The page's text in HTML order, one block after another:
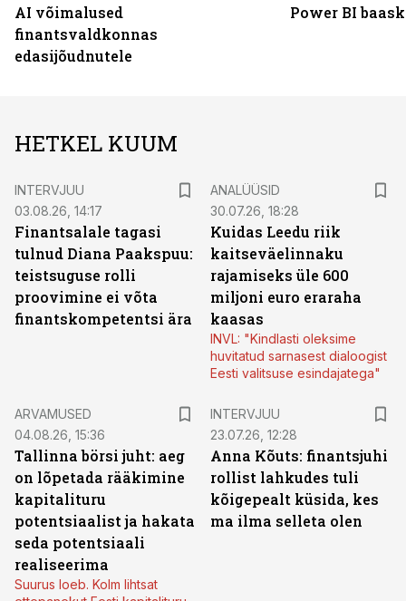
AI võimalused
finantsvaldkonnas
edasijõudnutele
Power BI
HETKEL KUUM
INTERVJUU
03.08.26, 14:17
Finantsalale tagasi
tulnud Diana Paakspuu:
teistsuguse rolli
proovimine ei võta
finantskompetentsi ära
ANALÜÜSID
30.07.26, 18:28
Kuidas Leedu riik
kaitseväelinnaku
rajamiseks üle 600
miljoni euro eraraha
kaasas
INVL: "Kindlasti oleksime
huvitatud sarnasest dialoogist
Eesti valitsuse esindajatega"
ARVAMUSED
04.08.26, 15:36
Tallinna börsi juht: aeg
on lõpetada rääkimine
kapitalituru
potentsiaalist ja hakata
seda potentsiaali
realiseerima
Suurus loeb. Kolm lihtsat
INTERVJUU
23.07.26, 12:28
Anna Kõuts: finantsjuhi
rollist lahkudes tuli
kõigepealt küsida, kes
ma ilma selleta olen